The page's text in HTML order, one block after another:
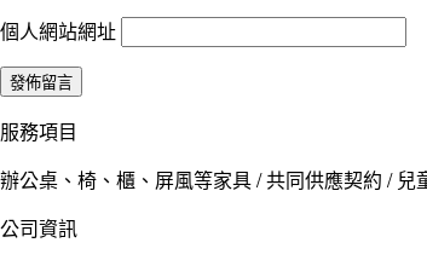
個人網站網址
服務項目
辦公桌、椅、櫃、屏風等家具 / 共同供應契約 /
公司資訊